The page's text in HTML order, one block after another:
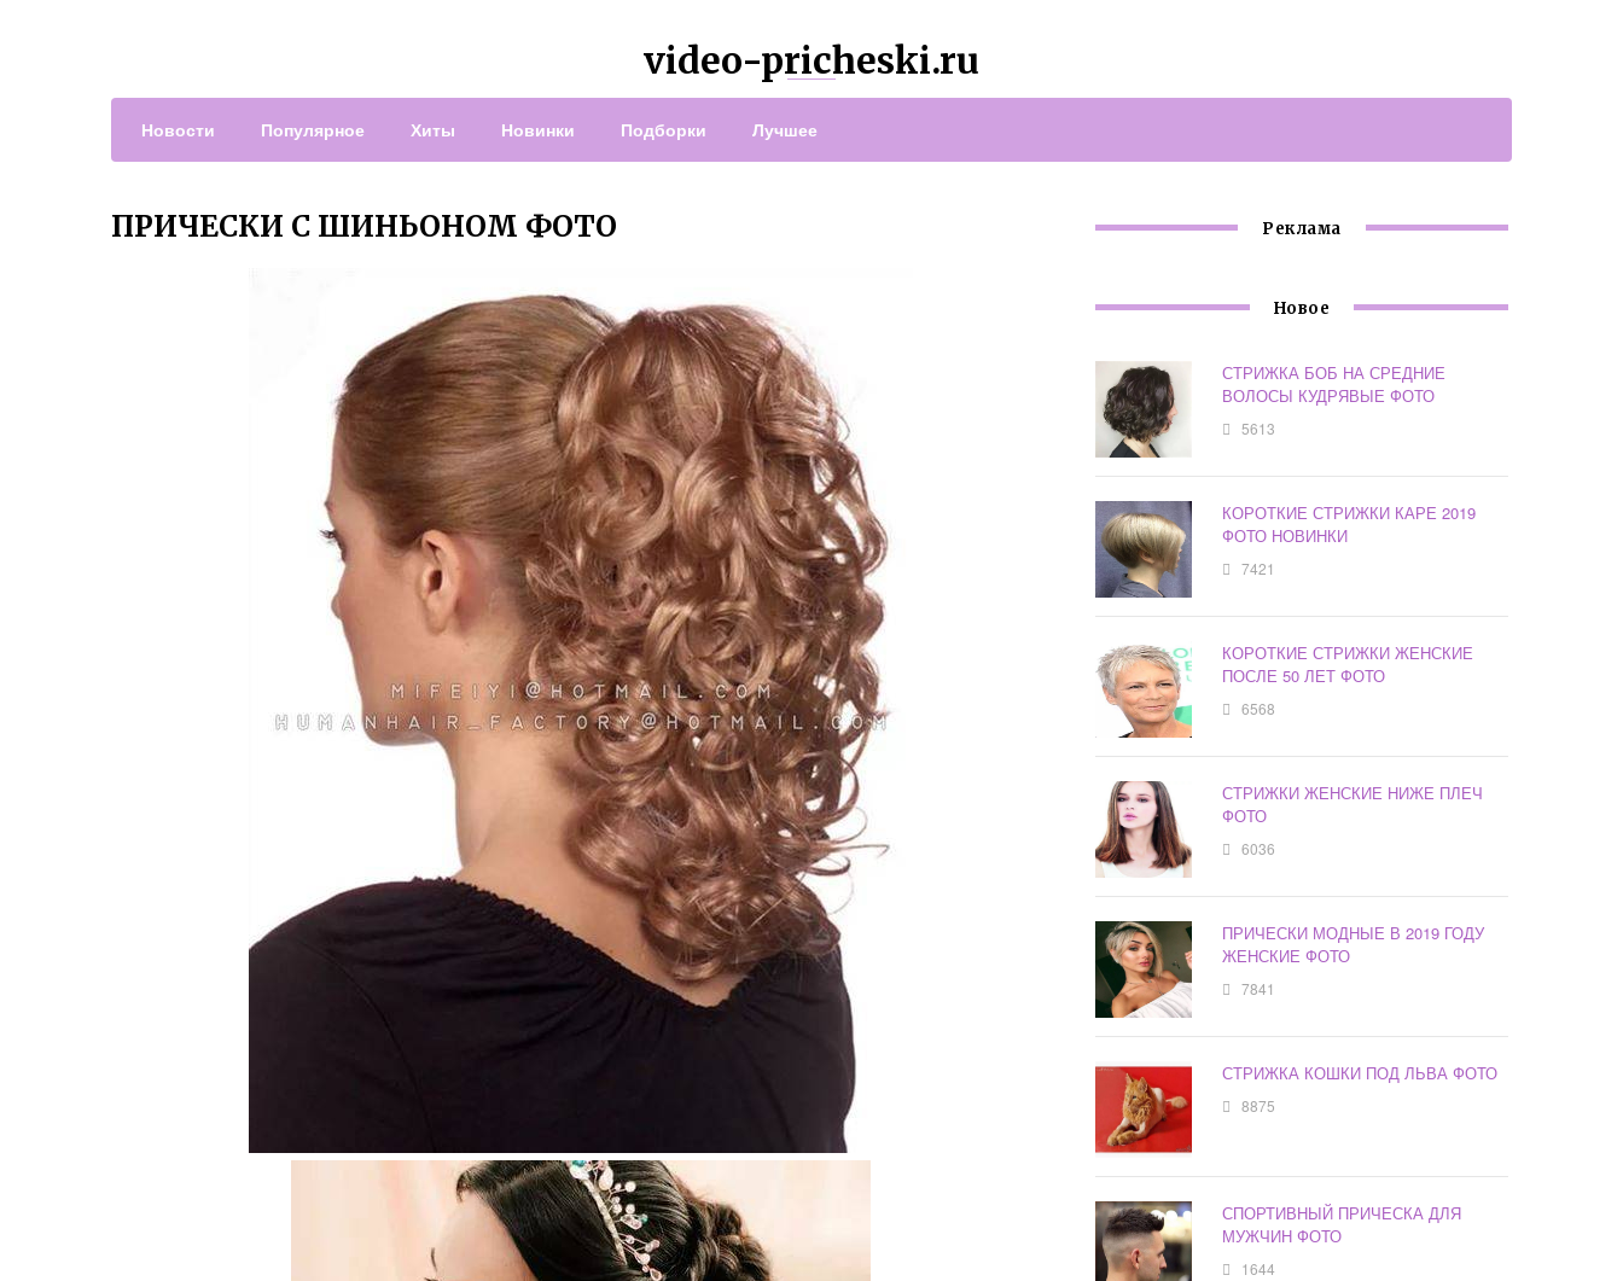
video-pricheski.ru
Новости Популярное Хиты Новинки Подборки Лучшее
ПРИЧЕСКИ С ШИНЬОНОМ ФОТО Реклама
Новое
СТРИЖКА БОБ НА СРЕДНИЕ
ВОЛОСЫ КУДРЯВЫЕ ФОТО
5613
КОРОТКИЕ СТРИЖКИ КАРЕ 2019
ФОТО НОВИНКИ
7421
КОРОТКИЕ СТРИЖКИ ЖЕНСКИЕ
ПОСЛЕ 50 ЛЕТ ФОТО
6568
СТРИЖКИ ЖЕНСКИЕ НИЖЕ ПЛЕЧ
ФОТО
6036
ПРИЧЕСКИ МОДНЫЕ В 2019 ГОДУ
ЖЕНСКИЕ ФОТО
7841
СТРИЖКА КОШКИ ПОД ЛЬВА ФОТО
8875
СПОРТИВНЫЙ ПРИЧЕСКА ДЛЯ
МУЖЧИН ФОТО
1644